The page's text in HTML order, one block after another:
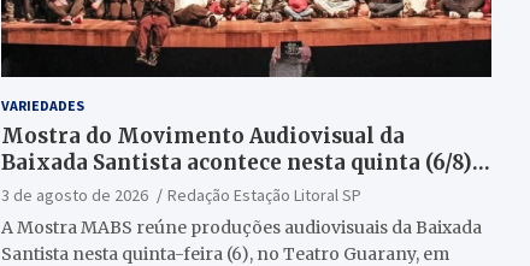
VARIEDADES
Mostra do Movimento Audiovisual da
Baixada Santista acontece nesta quinta (6/8)
no Teatro Guarany
3 de agosto de 2026
Redação Estação Litoral SP
A Mostra MABS reúne produções audiovisuais da Baixada
Santista nesta quinta-feira (6), no Teatro Guarany, em